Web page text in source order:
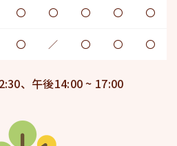
〇 〇 〇 〇 〇
〇 ／ 〇 〇 〇
、午後14:00 ~ 17:00